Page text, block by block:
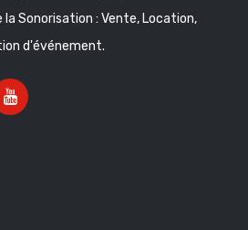
la Sonorisation : Vente, Location,
d'événement.